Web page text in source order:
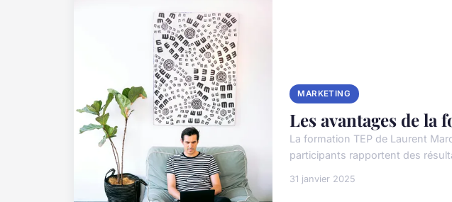
MARKETING
Les avantages de
La formation TEP de Laurent
participants rapportent des
31 janvier 2025